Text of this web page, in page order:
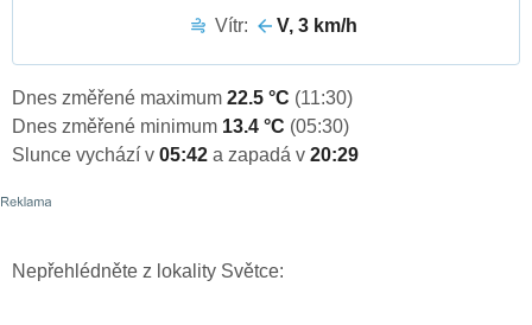
Vítr:
V, 3 km/h
Dnes změřené maximum 22.5 °C (11:30)
Dnes změřené minimum 13.4 °C (05:30)
Slunce vychází v 05:42 a zapadá v 20:29
Nepřehlédněte z lokality Světce: